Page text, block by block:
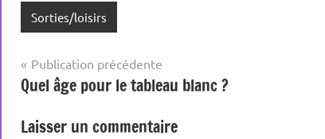
Sorties/loisirs
Navigation
de
l’article
Publication précédente
Quel âge pour le tableau blanc ?
Laisser un commentaire